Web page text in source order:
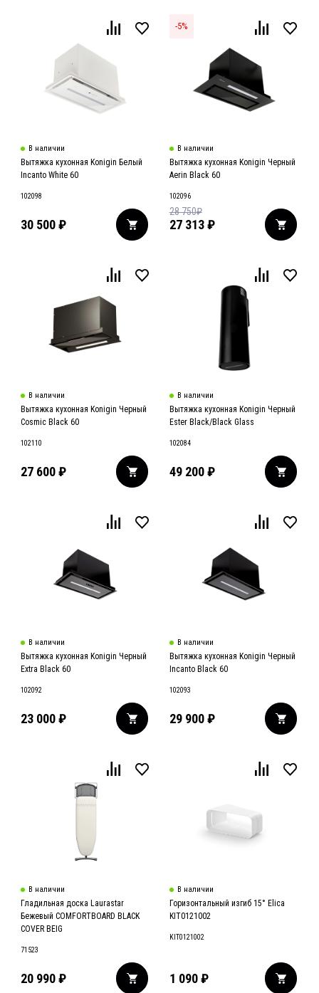
В наличии
Вытяжка кухонная Konigin Белый
Incanto White 60
102098
30 500₽
-5%
В наличии
Вытяжка кухонная Konigin Черный
Aerin Black 60
102096
27 313 ₽
28 750₽
В наличии
Вытяжка кухонная Konigin Черный
Cosmic Black 60
102110
27 600₽
В наличии
Вытяжка кухонная Konigin Черный
Ester Black/Black Glass
102084
49 200 ₽
В наличии
Вытяжка кухонная Konigin Черный
Extra Black 60
102092
23 000₽
В наличии
Вытяжка кухонная Konigin Черный
Incanto Black 60
102093
29 900 ₽
В наличии
Гладильная доска Laurastar
Бежевый COMFORTBOARD BLACK
COVER BEIG
71523
20 990₽
В наличии
Горизонтальный изгиб 15° Elica
KIT0121002
KIT0121002
1 090 ₽